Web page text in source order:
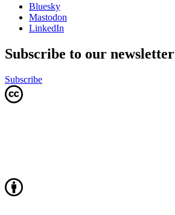
Bluesky
Mastodon
LinkedIn
Subscribe to our newsletter
Subscribe